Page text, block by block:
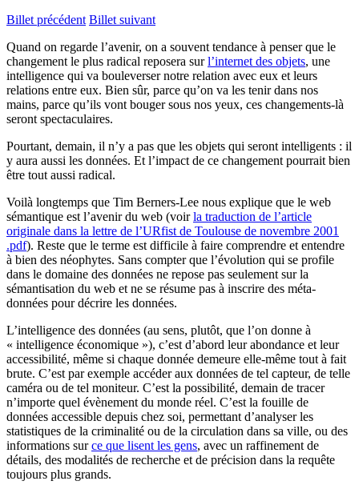
Billet précédent Billet suivant
Quand on regarde l’avenir, on a souvent tendance à penser que le
changement le plus radical reposera surl’internet des objets, une
intelligence qui va bouleverser notre relation avec eux et leurs
relations entre eux. Bien sûr, parce qu’on va les tenir dans nos
mains, parce qu’ils vont bouger sous nos yeux, ces changements-là
seront spectaculaires.
Pourtant, demain, il n’y a pas que les objets qui seront intelligents : il
y aura aussi les données. Et l’impact de ce changement pourrait bien
être tout aussi radical.
Voilà longtemps que Tim Berners-Lee nous explique que le web
sémantique est l’avenir du web (voirla traduction de l’article
originale dans la lettre de l’URfist de Toulouse de novembre 2001
.pdf). Reste que le terme est difficile à faire comprendre et entendre
à bien des néophytes. Sans compter que l’évolution qui se profile
dans le domaine des données ne repose pas seulement sur la
sémantisation du web et ne se résume pas à inscrire des méta-
données pour décrire les données.
L’intelligence des données (au sens, plutôt, que l’on donne à
« intelligence économique »), c’est d’abord leur abondance et leur
accessibilité, même si chaque donnée demeure elle-même tout à fait
brute. C’est par exemple accéder aux données de tel capteur, de telle
caméra ou de tel moniteur. C’est la possibilité, demain de tracer
n’importe quel évènement du monde réel. C’est la fouille de
données accessible depuis chez soi, permettant d’analyser les
statistiques de la criminalité ou de la circulation dans sa ville, ou des
informations surce que lisent les gens, avec un raffinement de
détails, des modalités de recherche et de précision dans la requête
toujours plus grands.